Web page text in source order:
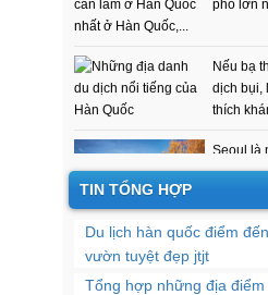
thích
Seoul là
nơi mở
nước
TIN TỔNG HỢP
Du lịch hàn quốc điểm
vườn tuyệt đẹp jtjt
Tổng hợp những địa điểm